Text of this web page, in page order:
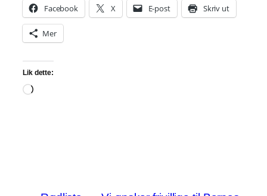
Facebook X E-post Skriv ut
Mer
Lik dette:
Laster